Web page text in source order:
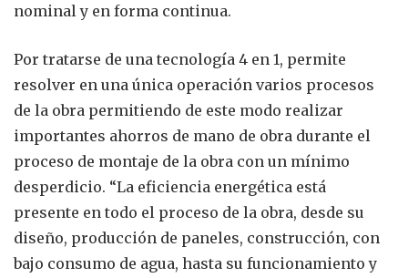
nominal y en forma continua.
Por tratarse de una tecnología 4 en 1, permite
resolver en una única operación varios procesos
de la obra permitiendo de este modo realizar
importantes ahorros de mano de obra durante el
proceso de montaje de la obra con un mínimo
desperdicio. “La eficiencia energética está
presente en todo el proceso de la obra, desde su
diseño, producción de paneles, construcción, con
bajo consumo de agua, hasta su funcionamiento y